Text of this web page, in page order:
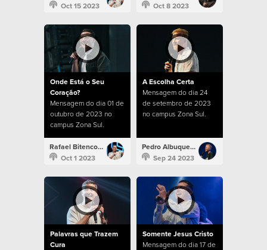
Oct 15 2023
Oct 8 2023
Onde Está o Seu
Coração?
Mensagem do dia 01 de
outubro de 2023 no
campus Zona Sul.
Rafael Bitencourt
Oct 1 2023
A Escolha Certa
Mensagem do dia 24
de setembro de 2023
no campus Zona Sul.
Pedro Albuquerque
Sep 24 2023
Palavras que Trazem
Cura
Somente Jesus Cristo
Mensagem do dia 17 de